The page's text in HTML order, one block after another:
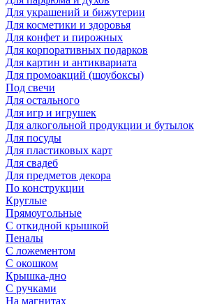
Для украшений и бижутерии
Для косметики и здоровья
Для конфет и пирожных
Для корпоративных подарков
Для картин и антиквариата
Для промоакций (шоубоксы)
Под свечи
Для остального
Для игр и игрушек
Для алкогольной продукции и бутылок
Для посуды
Для пластиковых карт
Для свадеб
Для предметов декора
По конструкции
Круглые
Прямоугольные
С откидной крышкой
Пеналы
С ложементом
С окошком
Крышка-дно
С ручками
На магнитах